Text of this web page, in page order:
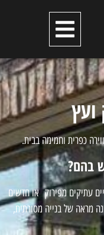
כפרית וחמימה בבית.
בהם?
עתיקים מפירוק או חדשים
מראה של בנייה מסורתית,